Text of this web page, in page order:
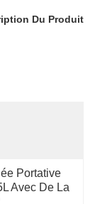
Du Produit
Portative
Avec De La